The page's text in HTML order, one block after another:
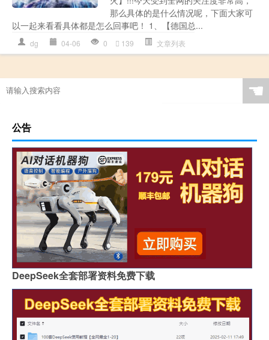
那么具体的是什么情况呢，下面大家可
以一起来看看具体都是怎么回事吧！ 1、【德国总...
dg 04-06 0 139 文章列表
☚
公告
DeepSeek全套部署资料免费下载